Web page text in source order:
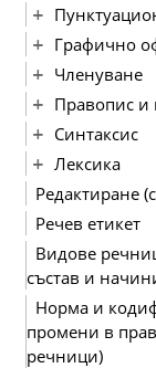
Графично
Членуване
Правопис и
Синтаксис
Лексика
Редактиране
Речев етикет
Видове
състав и
Норма и
промени в
речници)